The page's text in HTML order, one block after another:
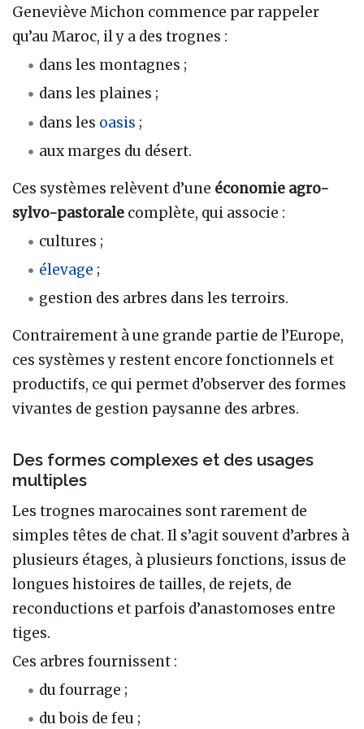
Geneviève Michon commence par rappeler
qu’au Maroc, il y a des trognes :
dans les montagnes ;
dans les plaines ;
dans les oasis ;
aux marges du désert.
Ces systèmes relèvent d’une économie agro-
sylvo-pastorale complète, qui associe :
cultures ;
élevage ;
gestion des arbres dans les terroirs.
Contrairement à une grande partie de l’Europe,
ces systèmes y restent encore fonctionnels et
productifs, ce qui permet d’observer des formes
vivantes de gestion paysanne des arbres.
Des formes complexes et des usages
multiples
Les trognes marocaines sont rarement de
simples têtes de chat. Il s’agit souvent d’arbres à
plusieurs étages, à plusieurs fonctions, issus de
longues histoires de tailles, de rejets, de
reconductions et parfois d’anastomoses entre
tiges.
Ces arbres fournissent :
du fourrage ;
du bois de feu ;